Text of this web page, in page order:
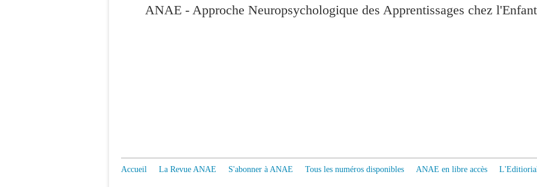
ANAE - Approche Neuropsychologique des Apprentissages chez
Accueil La Revue ANAE S'abonner à ANAE Tous les numéros disponibles ANAE en libre accès